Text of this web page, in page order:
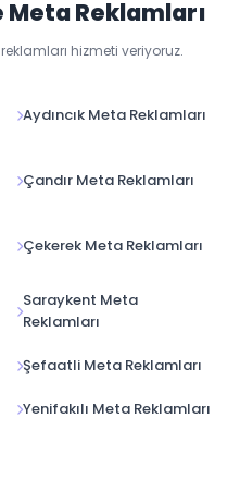
Reklamları
hizmeti veriyoruz.
Aydıncık Meta Reklamları
Çandır Meta Reklamları
Çekerek Meta Reklamları
Saraykent Meta
Reklamları
Şefaatli Meta Reklamları
Yenifakılı Meta Reklamları